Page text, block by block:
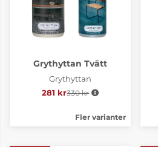
Grythyttan Tvätt
Grythyttan
281 kr Ordinarie pris:
330 kr
Fler varianter